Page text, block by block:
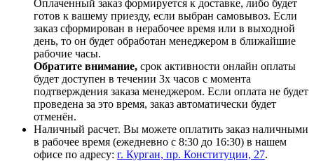
Оплаченный заказ формируется к доставке, либо будет
готов к вашему приезду, если выбран самовывоз. Если
заказ сформирован в нерабочее время или в выходной
день, то он будет обработан менеджером в ближайшие
рабочие часы.
Обратите внимание, срок активности онлайн оплаты
будет доступен в течении 3х часов с момента
подтверждения заказа менеджером. Если оплата не будет
проведена за это время, заказ автоматически будет
отменён.
Наличный расчет. Вы можете оплатить заказ наличными
в рабочее время (ежедневно с 8:30 до 16:30) в нашем
офисе по адресу: г. Курган, пр. Конституции, 27.